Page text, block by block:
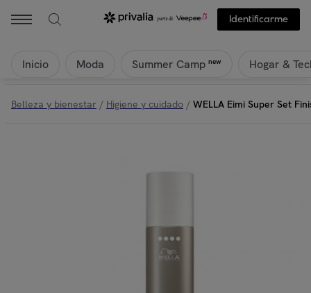
Identificarme
Inicio Moda Summer Camp new Hogar &
Belleza y bienestar / Higiene y cuidado / WELLA Eimi Super Set